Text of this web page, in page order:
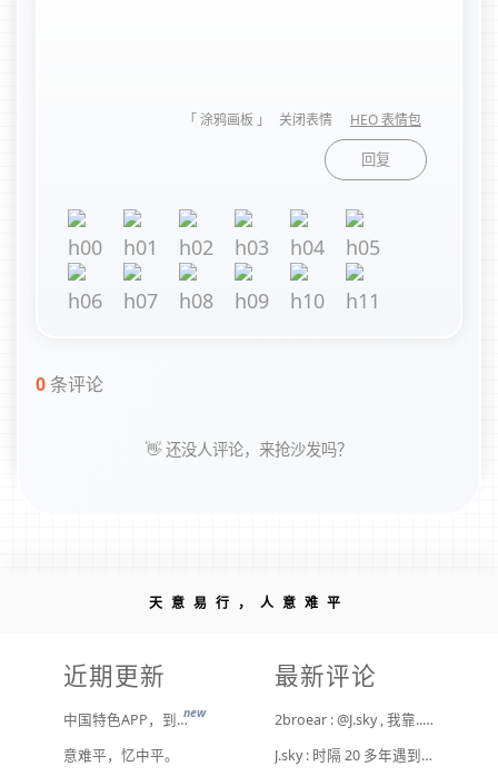
「 涂鸦画板 」 关闭表情 HEO 表情包
回复
0条评论
👋 还没人评论，来抢沙发吗？
天意易行，人意难平
近期更新
中国特色APP，到底谁来治？new
意难平，忆中平。
最新评论
2broear : @J.sky , 我靠.. 心情复杂 [ Emoji Image ]
J.sky : 时隔 20 多年遇到前任，你猜会是什么感觉？前几天和老婆去超市，巧不巧老婆去看其他商品了，就这么两分钟的功夫，我和前任迎面相遇，我看了一眼她，她也看到我了，谁都没说话，我感觉她恐慌的逃走了。我们擦肩而过，按道理这个年龄本不应该两个人单独在超市相遇，除非单身。所以，我猜她离婚了？搞不好她可能以为我也离婚了？哈哈哈